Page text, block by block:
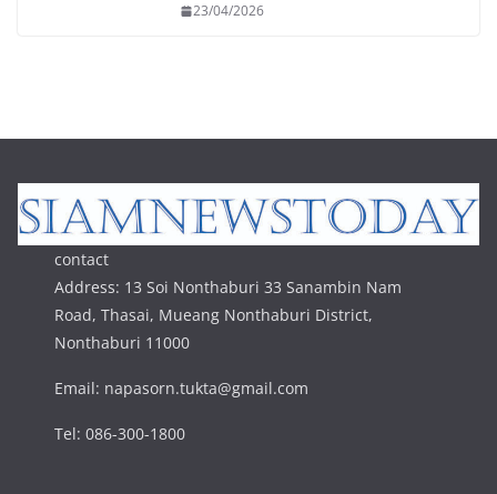
23/04/2026
contact
Address: 13 Soi Nonthaburi 33 Sanambin Nam
Road, Thasai, Mueang Nonthaburi District,
Nonthaburi 11000
Email: napasorn.tukta@gmail.com
Tel: 086-300-1800